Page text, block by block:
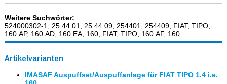
Weitere Suchwörter:
524000302-1, 25.44.01, 25.44.09, 254401, 254409, FIAT, TIPO,
160.AP, 160.AD, 160.EA, 160, FIAT, TIPO, 160.AF, 160
Artikelvarianten
IMASAF Auspuffset/Auspuffanlage für FIAT TIPO 1.4 i.e.